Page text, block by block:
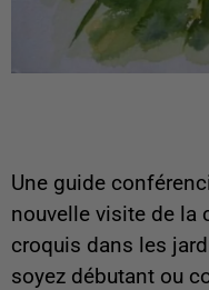
Une guide
nouvelle visite de la
croquis dans les
soyez débutant ou